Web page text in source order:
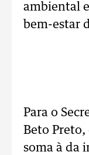
ambiental
bem-estar
Para o
Beto Preto,
soma à da